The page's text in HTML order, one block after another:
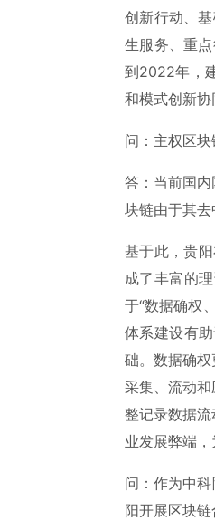
创新行动、
生服务、重
到2022年，
和模式创新协
问：主权区
答：当前国
块链由于其去
基于此，贵
成了丰富的
于“数据确权
体系建设有
础。数据确
采集、流动
整记录数据
业发展弊端，
问：作为中
阳开展区块链